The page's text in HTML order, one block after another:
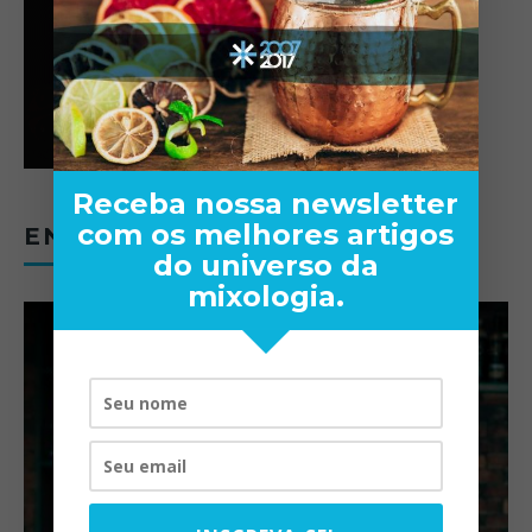
ENTREVISTAS
Receba nossa newsletter
com os melhores artigos
do universo da
mixologia.